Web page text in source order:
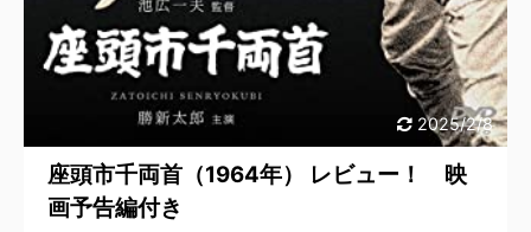
2025/2/8
座頭市千両首（1964年） レビュー！ 映
画予告編付き